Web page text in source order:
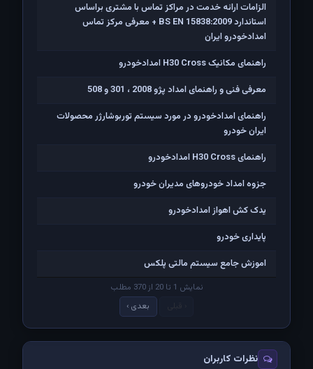
الزامات ارائه خدمت در مراکز تماس با مشتری براساس
استاندارد BS EN 15838:2009 + معرفی مرکز تماس
امدادخودرو ایران
راهنمای مکانیک H30 Cross امدادخودرو
معرفی فنی و راهنمای امداد پژو 2008 ، 301 و 508
راهنمای امدادخودرو در مورد سیستم توربوشارژر محصولات
ایران خودرو
راهنمای H30 Cross امدادخودرو
جزوه امداد خودروهای مدیران خودرو
یدک کش اهواز امدادخودرو
پایداری خودرو
اموزش جامع سیستم مالتی پلکس
نمایش 1 تا 20 از 370 مطلب
بعدی ›
نظرات کاربران